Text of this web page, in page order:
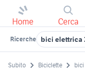
Home Cerca
Ricerche bici elettrica
Subito Biciclette bici